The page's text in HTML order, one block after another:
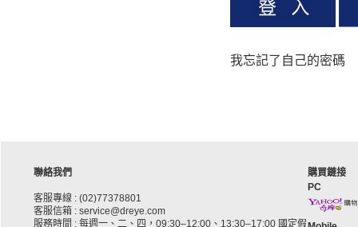
我忘記了自己的密碼
聯絡我們
客服專線 : (02)77378801
客服信箱 : service@dreye.com
服務時間 : 每週一、二、四，09:30–12:00、13:30–17:00 國定假
購買鏈接
PC